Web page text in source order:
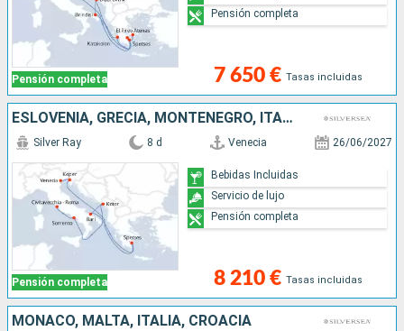
Pensión completa 7 650 € Tasas incluidas
Pensión completa
ESLOVENIA, GRECIA, MONTENEGRO, ITALIA
Pensión completa
Silver Ray 8 d Venecia 26/06/2027
8 210 € Tasas incluidas
Bebidas Incluidas
Servicio de lujo
Pensión completa
MONACO, MALTA, ITALIA, CROACIA